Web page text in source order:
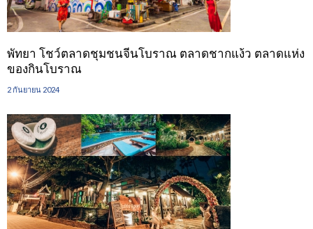
พัทยา โชว์ตลาดชุมชนจีนโบราณ ตลาดชากแง้ว ตลาดแห่ง
ของกินโบราณ
2 กันยายน 2024